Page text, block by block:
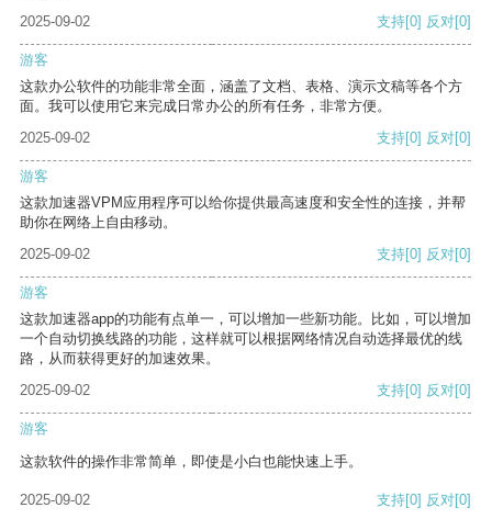
2025-09-02
支持[0] 反对[0]
游客
这款办公软件的功能非常全面，涵盖了文档、表格、演示文稿等各个方
面。我可以使用它来完成日常办公的所有任务，非常方便。
2025-09-02
支持[0] 反对[0]
游客
这款加速器VPM应用程序可以给你提供最高速度和安全性的连接，并帮
助你在网络上自由移动。
2025-09-02
支持[0] 反对[0]
游客
这款加速器app的功能有点单一，可以增加一些新功能。比如，可以增加
一个自动切换线路的功能，这样就可以根据网络情况自动选择最优的线
路，从而获得更好的加速效果。
2025-09-02
支持[0] 反对[0]
游客
这款软件的操作非常简单，即使是小白也能快速上手。
2025-09-02 支持[0] 反对[0]